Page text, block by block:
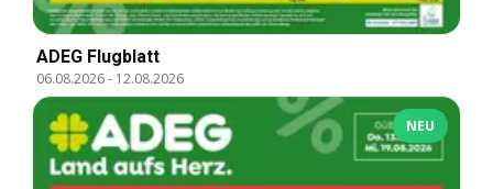
ADEG Flugblatt
06.08.2026- 12.08.2026
NEU